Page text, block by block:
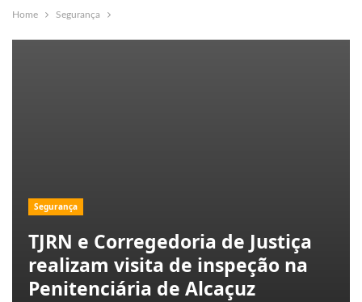
Home Segurança
Segurança
TJRN e Corregedoria de Justiça
realizam visita de inspeção na
Penitenciária de Alcaçuz